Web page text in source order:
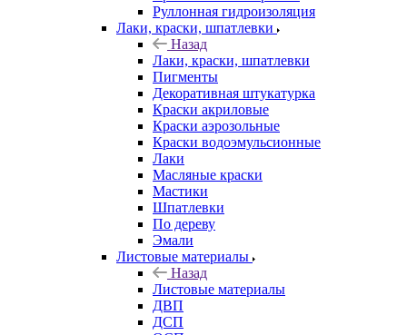
Руллонная гидроизоляция
Лаки, краски, шпатлевки
Назад
Лаки, краски, шпатлевки
Пигменты
Декоративная штукатурка
Краски акриловые
Краски аэрозольные
Краски водоэмульсионные
Лаки
Масляные краски
Мастики
Шпатлевки
По дереву
Эмали
Листовые материалы
Назад
Листовые материалы
ДВП
ДСП